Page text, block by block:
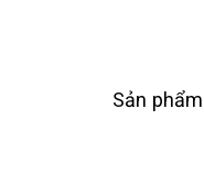
Sản